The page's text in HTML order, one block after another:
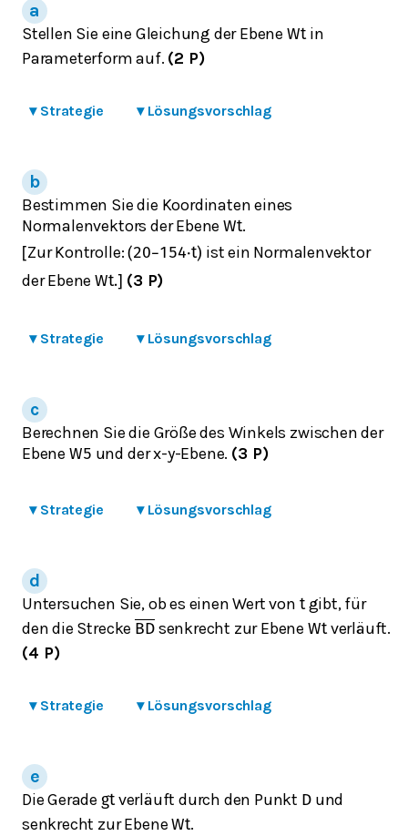
Stellen Sie eine Gleichung der Ebene Wtin
Parameterform auf. (2 P)
▾ Strategie ▾ Lösungsvorschlag
Bestimmen Sie die Koordinaten eines
Normalenvektors der EbeneWt.
[Zur Kontrolle:(20−154⋅t) ist ein Normalenvektor
der EbeneWt.] (3 P)
▾ Strategie ▾ Lösungsvorschlag
Berechnen Sie die Größe des Winkels zwischen der
Ebene W5 und der x-y-Ebene. (3 P)
▾ Strategie ▾ Lösungsvorschlag
Untersuchen Sie, ob es einen Wert von tgibt, für
den die Strecke B Dsenkrecht zur Ebene Wtverläuft.
(4 P)
▾ Strategie ▾ Lösungsvorschlag
Die Gerade gtverläuft durch den Punkt Dund
senkrecht zur EbeneWt.